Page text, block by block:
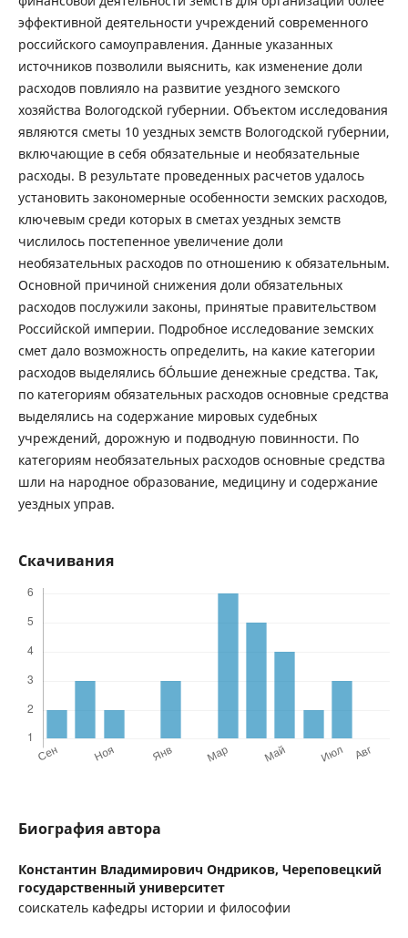
эффективной деятельности учреждений современного
российского самоуправления. Данные указанных
источников позволили выяснить, как изменение доли
расходов повлияло на развитие уездного земского
хозяйства Вологодской губернии. Объектом исследования
являются сметы 10 уездных земств Вологодской губернии,
включающие в себя обязательные и необязательные
расходы. В результате проведенных расчетов удалось
установить закономерные особенности земских расходов,
ключевым среди которых в сметах уездных земств
числилось постепенное увеличение доли
необязательных расходов по отношению к обязательным.
Основной причиной снижения доли обязательных
расходов послужили законы, принятые правительством
Российской империи. Подробное исследование земских
смет дало возможность определить, на какие категории
расходов выделялись бÓльшие денежные средства. Так,
по категориям обязательных расходов основные средства
выделялись на содержание мировых судебных
учреждений, дорожную и подводную повинности. По
категориям необязательных расходов основные средства
шли на народное образование, медицину и содержание
уездных управ.
Скачивания
Биография автора
Константин Владимирович Ондриков, Череповецкий
государственный университет
соискатель кафедры истории и философии